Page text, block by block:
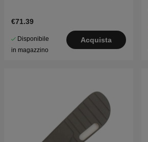
€71.39
Disponibile
in magazzino
Acquista